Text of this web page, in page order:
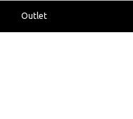
Outlet